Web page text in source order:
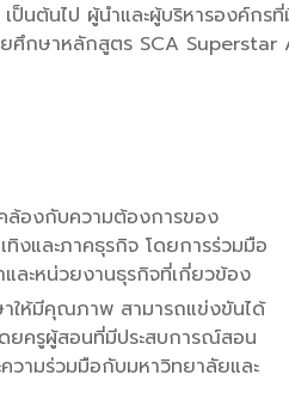
ป็นต้นไป ผู้นำและผู้บริหารองค์กร
ยศึกษาหลักสูตร SCA Superstar
องกับความต้องการของ
งและภาคธุรกิจ โดยการร่วมมือ
ละหน่วยงานธุรกิจที่เกี่ยวข้อง
ให้มีคุณภาพ สามารถแข่งขันได้
ดยครูผู้สอนที่มีประสบการณ์สอน
ความร่วมมือกับมหาวิทยาลัยและ